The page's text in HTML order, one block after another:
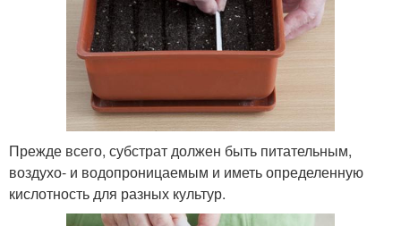
Прежде всего, субстрат должен быть питательным,
воздухо- и водопроницаемым и иметь определенную
кислотность для разных культур.